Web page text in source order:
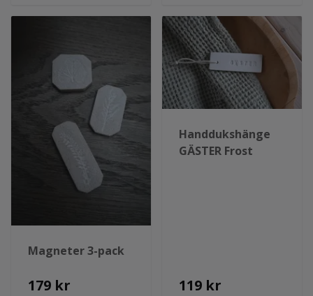
Magneter 3-pack
179 kr
Handdukshänge
GÄSTER Frost
119 kr